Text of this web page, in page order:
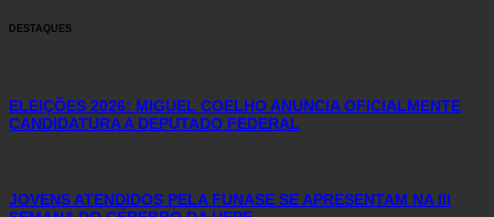
DESTAQUES
ELEIÇÕES 2026: MIGUEL COELHO ANUNCIA OFICIALMENTE
CANDIDATURA A DEPUTADO FEDERAL
JOVENS ATENDIDOS PELA FUNASE SE APRESENTAM NA III